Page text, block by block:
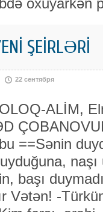
ŞEİRLƏRİ
22 сентября
ALİM,
==Sәnin
naşı
başı
Vәtәn! -